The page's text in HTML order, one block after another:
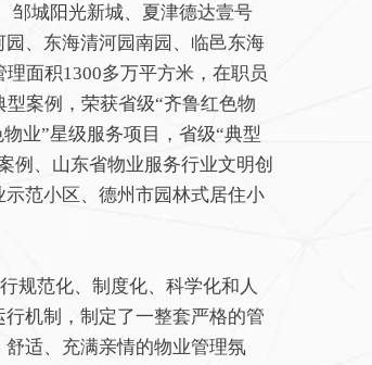
邹城阳光新城、夏津德达壹号
、东海清河园南园、临邑东海
面积1300多万平方米，在职员
案例，荣获省级“齐鲁红色物
业”星级服务项目，省级“典型
例、山东省物业服务行业文明创
范小区、德州市园林式居住小
规范化、制度化、科学化和人
机制，制定了一整套严格的管
适、充满亲情的物业管理氛